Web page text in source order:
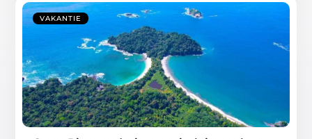
VAKANTIE